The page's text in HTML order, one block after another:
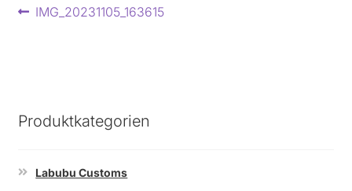
Beitragsnavigation
Vorheriger
IMG_20231105_163615
Produktkategorien
Labubu Customs